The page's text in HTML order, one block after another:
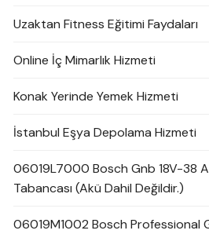
Uzaktan Fitness Eğitimi Faydaları
Online İç Mimarlık Hizmeti
Konak Yerinde Yemek Hizmeti
İstanbul Eşya Depolama Hizmeti
06019L7000 Bosch Gnb 18V-38
Tabancası (Akü Dahil Değildir.)
06019M1002 Bosch Professional